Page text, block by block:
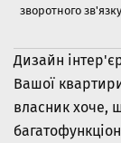
зворотного зв'язку
Дизайн
Вашої
власник хоче,